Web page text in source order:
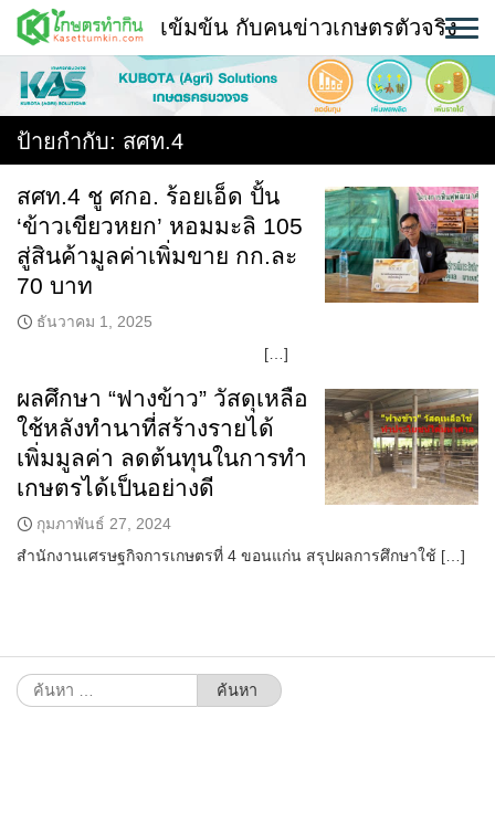
Skip
content
พืช
หน้าแรก
ใคร ทำอะไร ที่ไหน
สถานีข่าววันนี้
เข้มข้น กับคนข่าวเกษตรตัวจริง
ป้ายกำกับ: สศท.4
สศท.4 ชู ศกอ. ร้อยเอ็ด ปั้น
‘ข้าวเขียวหยก’ หอมมะลิ 105
สู่สินค้ามูลค่าเพิ่มขาย กก.ละ
70 บาท
ธันวาคม 1, 2025
[…]
ผลศึกษา “ฟางข้าว” วัสดุเหลือ
ใช้หลังทำนาที่สร้างรายได้
เพิ่มมูลค่า ลดต้นทุนในการทำ
เกษตรได้เป็นอย่างดี
กุมภาพันธ์ 27, 2024
สำนักงานเศรษฐกิจการเกษตรที่ 4 ขอนแก่น สรุปผลการศึกษาใช้ […]
ค้นหา
สำหรับ: